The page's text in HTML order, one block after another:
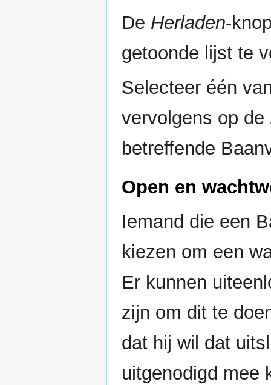
De Herladen-
getoonde lijst te
Selecteer één
vervolgens op de
betreffende
Open en
Iemand die een
kiezen om een
Er kunnen
zijn om dit te
dat hij wil dat
uitgenodigd mee